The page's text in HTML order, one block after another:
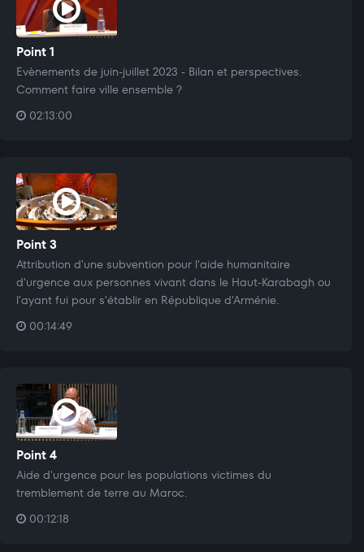
Point 1
Evènements de juin-juillet 2023 - Bilan et perspectives.
Comment faire ville ensemble ?
02:13:00
Point 3
Attribution d'une subvention pour l'aide humanitaire
d'urgence aux personnes vivant dans le Haut-Karabagh ou
l'ayant fui pour s'établir en République d'Arménie.
00:14:49
Point 4
Aide d'urgence pour les populations victimes du
tremblement de terre au Maroc.
00:12:18